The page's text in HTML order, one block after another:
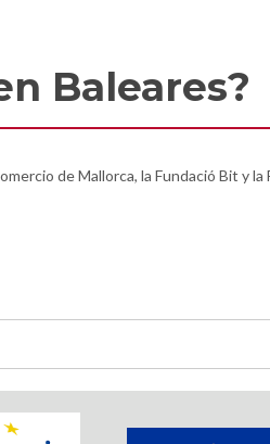
Baleares?
de Mallorca, la Fundació Bit y